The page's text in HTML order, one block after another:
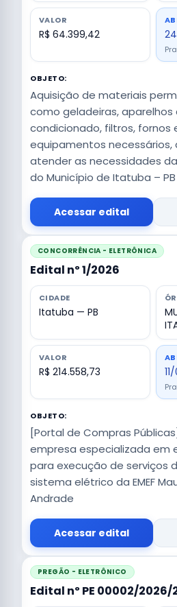
VALOR
R$ 64.399,42
OBJETO:
Aquisição de materiais
como geladeiras, aparelhos
condicionado, filtros, fornos
equipamentos necessários,
atender as necessidades
do Município de Itatuba – PB
Acessar edital
CONCORRÊNCIA - ELETRÔNICA
Edital nº 1/2026
CIDADE
Itatuba — PB
VALOR
R$ 214.558,73
OBJETO:
[Portal de Compras
empresa especializada em
para execução de serviços
sistema elétrico da EMEF
Andrade
Acessar edital
PREGÃO - ELETRÔNICO
Edital nº PE 00002/2026/